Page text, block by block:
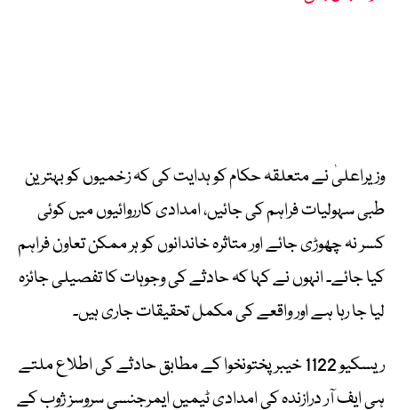
وزیراعلیٰ نے متعلقہ حکام کو ہدایت کی کہ زخمیوں کو بہترین
طبی سہولیات فراہم کی جائیں، امدادی کارروائیوں میں کوئی
کسر نہ چھوڑی جائے اور متاثرہ خاندانوں کو ہر ممکن تعاون فراہم
کیا جائے۔ انہوں نے کہا کہ حادثے کی وجوہات کا تفصیلی جائزہ
لیا جا رہا ہے اور واقعے کی مکمل تحقیقات جاری ہیں۔
ریسکیو 1122 خیبر پختونخوا کے مطابق حادثے کی اطلاع ملتے
ہی ایف آر درازندہ کی امدادی ٹیمیں ایمرجنسی سروسز ژوب کے